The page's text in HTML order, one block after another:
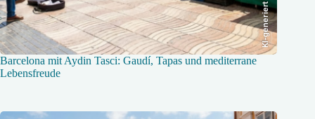
KI-generiert
Barcelona mit Aydin Tasci: Gaudí, Tapas und mediterrane
Lebensfreude